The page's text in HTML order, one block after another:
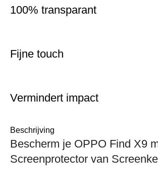
100% transparant
Fijne touch
Vermindert impact
Beschrijving
Bescherm je OPPO Find X9
Screenprotector van